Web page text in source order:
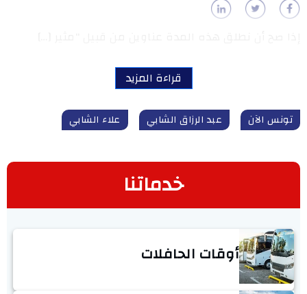
قراءة المزيد
تونس الآن عبد الرزاق الشابي علاء الشابي
خدماتنا
أوقات الحافلات